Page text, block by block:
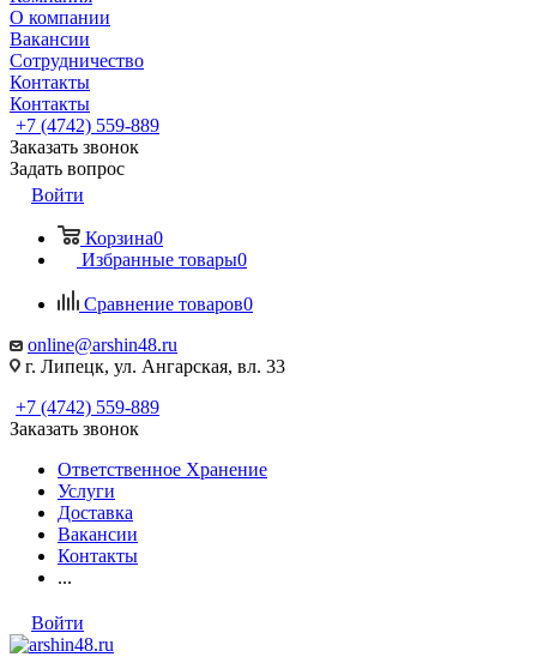
О компании
Вакансии
Сотрудничество
Контакты
Контакты
+7 (4742) 559-889
Заказать звонок
Задать вопрос
Войти
Корзина0
Избранные товары0
Сравнение товаров0
online@arshin48.ru
г. Липецк, ул. Ангарская, вл. 33
+7 (4742) 559-889
Заказать звонок
Ответственное Хранение
Услуги
Доставка
Вакансии
Контакты
...
Войти